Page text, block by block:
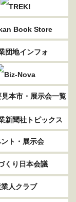
ト・展示会
くり日本会議
人クラブ